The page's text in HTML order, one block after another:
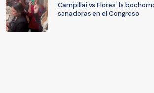
Campillai vs Flores: la
senadoras en el Congreso